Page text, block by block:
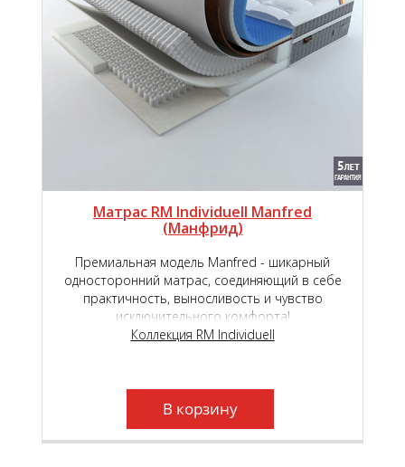
Матрас RM Individuell Manfred
(Манфрид)
Премиальная модель Manfred - шикарный
односторонний матрас, соединяющий в себе
практичность, выносливость и чувство
исключительного комфорта!
Коллекция RM Individuell
В корзину